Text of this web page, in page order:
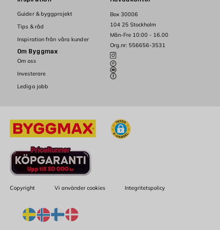
Box 30006
104 25 Stockholm
Mån-Fre 10:00 - 16.00
Org.nr: 556656-3531
Guider & byggprojekt
Tips & råd
Inspiration från våra kunder
Om Byggmax
Om oss
Investerare
Lediga jobb
Copyright Vi använder cookies Integritetspolicy